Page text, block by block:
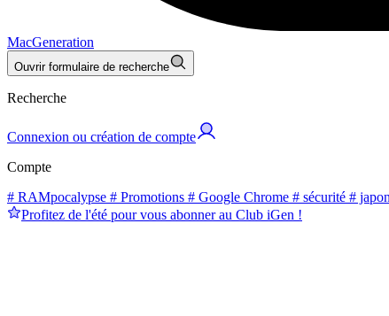
MacGeneration
Ouvrir formulaire de recherche
Recherche
Connexion ou création de compte
Compte
# RAMpocalypse # Promotions # Google Chrome # sécurité # japon
Profitez de l'été pour vous abonner au Club iGen !